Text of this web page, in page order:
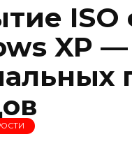
ISO
XP